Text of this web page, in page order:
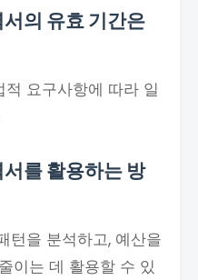
의 유효 기간은
요구사항에 따라 일
를 활용하는 방
턴을 분석하고, 예산을
이는 데 활용할 수 있